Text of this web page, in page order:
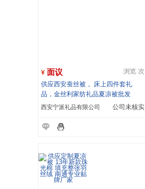
面议 浏览 次
供应西安蚕丝被， 床上四件套礼
品，金丝利家纺礼品夏凉被批发
西安宁派礼品有限公司 公司未核实